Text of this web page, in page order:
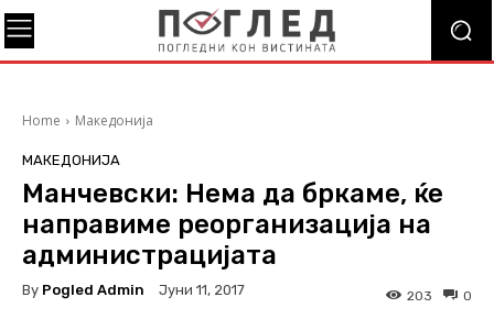
Home Македонија
МАКЕДОНИЈА
Манчевски: Нема да бркаме, ќе
направиме реорганизација на
администрацијата
By Pogled Admin Јуни 11, 2017 0
203